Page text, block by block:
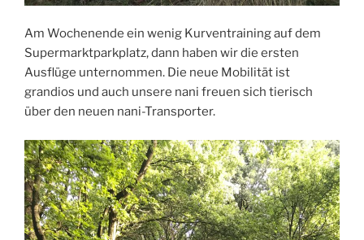
Am Wochenende ein wenig Kurventraining auf dem
Supermarktparkplatz, dann haben wir die ersten
Ausflüge unternommen. Die neue Mobilität ist
grandios und auch unsere nani freuen sich tierisch
über den neuen nani-Transporter.